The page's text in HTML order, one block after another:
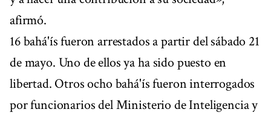
afirmó.
16 bahá'ís fueron arrestados a partir del sábado 21
de mayo. Uno de ellos ya ha sido puesto en
libertad. Otros ocho bahá'ís fueron interrogados
por funcionarios del Ministerio de Inteligencia y